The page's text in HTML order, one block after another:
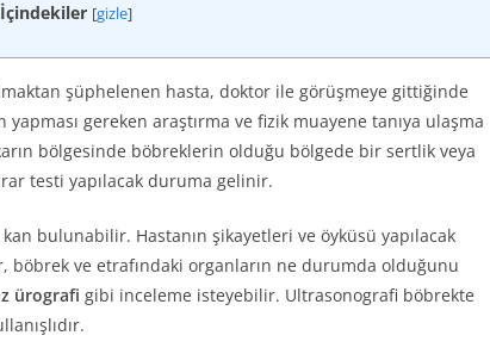
İçindekiler [gizle]
şüphelenen hasta, doktor ile görüşmeye gittiğinde
yapması gereken araştırma ve fizik muayene tanıya ulaşma
bölgesinde böbreklerin olduğu bölgede bir sertlik veya
testi yapılacak duruma gelinir.
bulunabilir. Hastanın şikayetleri ve öyküsü yapılacak
ve etrafındaki organların ne durumda olduğunu
ürografi gibi inceleme isteyebilir. Ultrasonografi böbrekte